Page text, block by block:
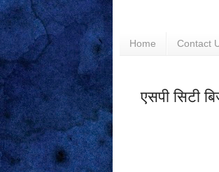
Home Contact
एसपी सिटी